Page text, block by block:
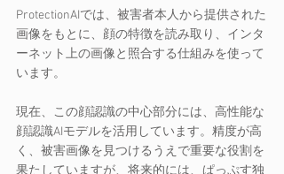
ProtectionAIでは、被害者本人から提供された
画像をもとに、顔の特徴を読み取り、インタ
ーネット上の画像と照合する仕組みを使って
います。
現在、この顔認識の中心部分には、高性能な
顔認識AIモデルを活用しています。精度が高
く、被害画像を見つけるうえで重要な役割を
果たしていますが、将来的には、ぱっぷす独